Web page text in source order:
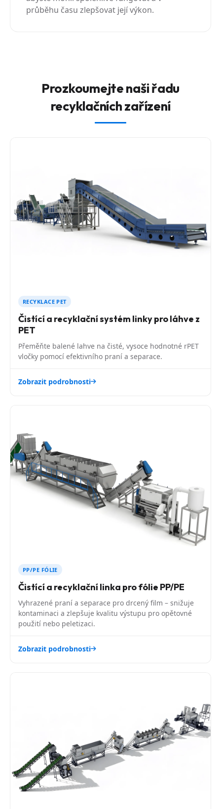
průběhu času zlepšovat její výkon.
Prozkoumejte naši řadu
recyklačních zařízení
RECYKLACE PET
Čistící a recyklační systém linky pro láhve z
PET
Přeměňte balené lahve na čisté, vysoce hodnotné rPET
vločky pomocí efektivního praní a separace.
Zobrazit podrobnosti
PP/PE FÓLIE
Čistící a recyklační linka pro fólie PP/PE
Vyhrazené praní a separace pro drcený film – snižuje
kontaminaci a zlepšuje kvalitu výstupu pro opětovné
použití nebo peletizaci.
Zobrazit podrobnosti